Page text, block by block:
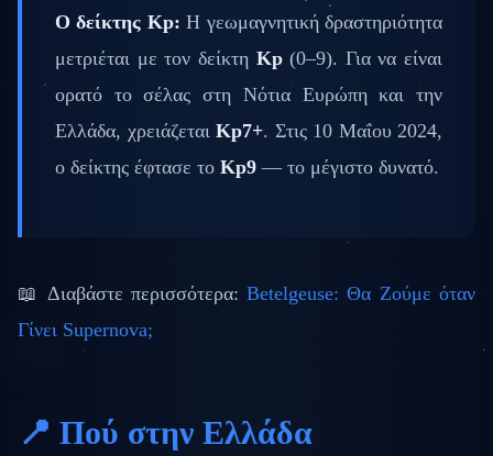
Ο δείκτης Kp: Η γεωμαγνητική δραστηριότητα
μετριέται με τον δείκτη Kp(0–9). Για να είναι
ορατό το σέλας στη Νότια Ευρώπη και την
Ελλάδα, χρειάζεται Kp7+. Στις 10 Μαΐου 2024,
ο δείκτης έφτασε το Kp9 — το μέγιστο δυνατό.
📖 Διαβάστε περισσότερα:Betelgeuse: Θα Ζούμε όταν
Γίνει Supernova;
📍 Πού στην Ελλάδα